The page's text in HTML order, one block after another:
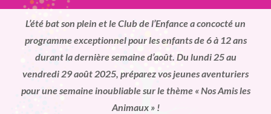
L’été bat son plein et le Club de l’Enfance a concocté un
programme exceptionnel pour les enfants de 6 à 12 ans
durant la dernière semaine d’août. Du lundi 25 au
vendredi 29 août 2025, préparez vos jeunes aventuriers
pour une semaine inoubliable sur le thème « Nos Amis les
Animaux » !